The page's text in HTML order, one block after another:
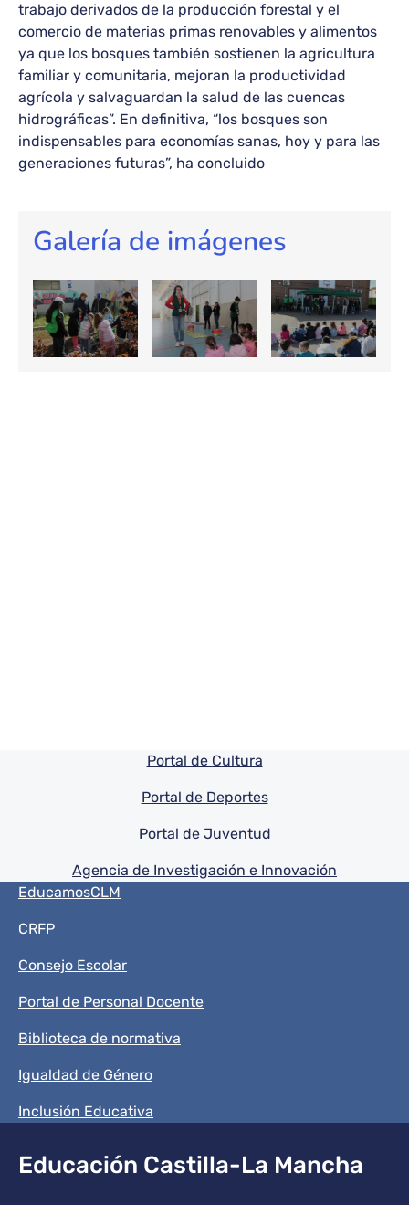
trabajo derivados de la producción forestal y el
comercio de materias primas renovables y alimentos
ya que los bosques también sostienen la agricultura
familiar y comunitaria, mejoran la productividad
agrícola y salvaguardan la salud de las cuencas
hidrográficas”. En definitiva, “los bosques son
indispensables para economías sanas, hoy y para las
generaciones futuras”, ha concluido
Galería de imágenes
Pie de pagina información
Portal de Cultura
Portal de Deportes
Portal de Juventud
Agencia de Investigación e Innovación
Menú del pie
EducamosCLM
CRFP
Consejo Escolar
Portal de Personal Docente
Biblioteca de normativa
Igualdad de Género
Inclusión Educativa
Educación Castilla-La Mancha